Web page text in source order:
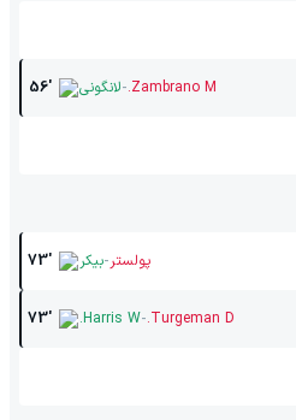
56' لانگونی- Zambrano M.
73' بیکر-پولستر
73' Harris W.- Turgeman D.